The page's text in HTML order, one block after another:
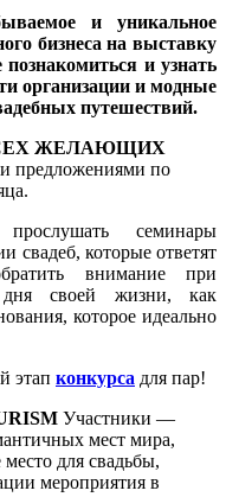
и уникальное
бизнеса на выставку
и узнать
организации и модные
путешествий.
ЖЕЛАЮЩИХ
предложениями по
семинары
свадеб, которые ответят
внимание при
дня своей жизни, как
которое идеально
этап конкурса для пар!
Участники —
мест мира,
для свадьбы,
мероприятия в